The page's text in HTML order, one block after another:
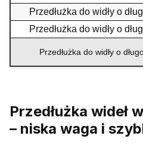
Przedłużka do widły o
Przedłużka do widły o
Przedłużka do widły o
Przedłużka wideł
– niska waga i